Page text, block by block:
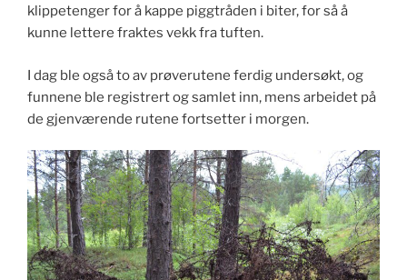
klippetenger for å kappe piggtråden i biter, for så å
kunne lettere fraktes vekk fra tuften.
I dag ble også to av prøverutene ferdig undersøkt, og
funnene ble registrert og samlet inn, mens arbeidet på
de gjenværende rutene fortsetter i morgen.